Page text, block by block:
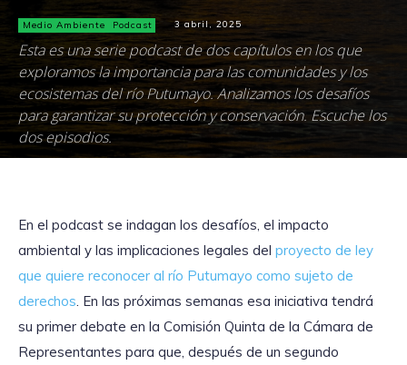
Medio Ambiente Podcast 3 abril, 2025
Esta es una serie podcast de dos capítulos en los que
exploramos la importancia para las comunidades y los
ecosistemas del río Putumayo. Analizamos los desafíos
para garantizar su protección y conservación. Escuche los
dos episodios.
En el podcast se indagan los desafíos, el impacto
ambiental y las implicaciones legales del proyecto de ley
que quiere reconocer al río Putumayo como sujeto de
derechos . En las próximas semanas esa iniciativa tendrá
su primer debate en la Comisión Quinta de la Cámara de
Representantes para que, después de un segundo